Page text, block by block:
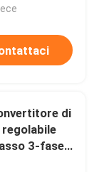
di
3-fase